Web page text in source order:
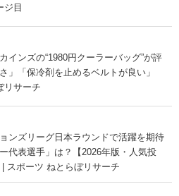
ジ目
インズの“1980円クーラーバッグ”が評
「保冷剤を止めるベルトが良い」
リサーチ
ンズリーグ日本ラウンドで活躍を期待
代表選手」は？【2026年版・人気投
スポーツ ねとらぼリサーチ